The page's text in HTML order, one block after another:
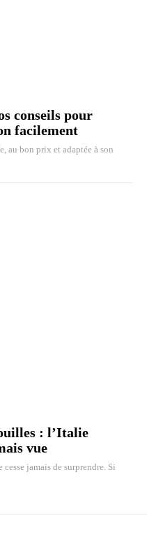
conseils pour
facilement
au bon prix et adaptée à son
: l’Italie
vue
jamais de surprendre. Si